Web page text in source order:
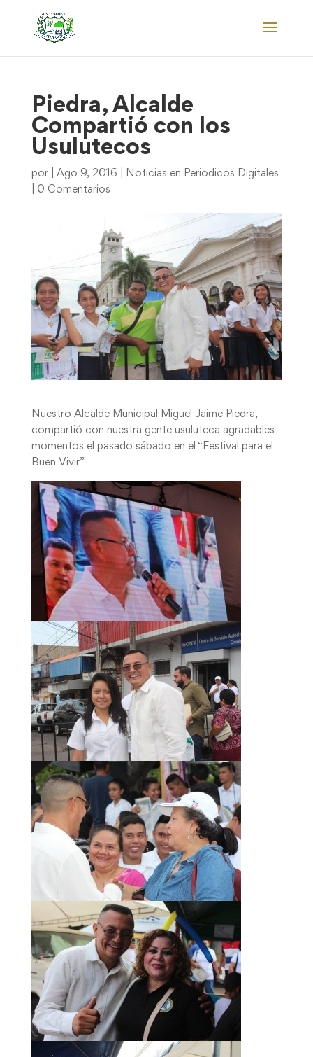
Piedra, Alcalde
Compartió con los
Usulutecos
por Ago 9, 2016
Noticias en Periodicos Digitales
0 Comentarios
Nuestro Alcalde Municipal Miguel Jaime Piedra,
compartió con nuestra gente usuluteca agradables
momentos el pasado sábado en el “Festival para el
Buen Vivir”